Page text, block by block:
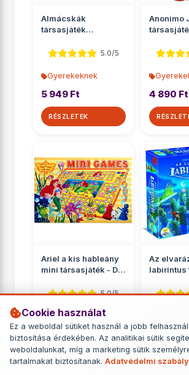
Cookie használat
Ez a weboldal sütiket használ a jobb
biztosítása érdekében. Az analitikai sütik
weboldalunkat, míg a marketing sütik
tartalmakat biztosítanak. Adatvédelmi
Almácskák
társasjáték
Ravensburger 5.0/5
Gyerekeknek
5 949 Ft
RÉSZLETEK
Anonimo
4 890 Ft
Ariel a kis hableány
mini társasjáték - D-
5.0/5
Gyerekeknek
890 Ft
RÉSZLETEK
Az
labirintus
11 449 Ft